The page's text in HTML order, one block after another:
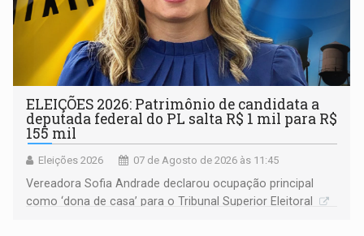
ELEIÇÕES 2026: Patrimônio de candidata a
deputada federal do PL salta R$ 1 mil para R$
155 mil
Eleições 2026 07 de Agosto de 2026 às 11:45
Vereadora Sofia Andrade declarou ocupação principal
como ‘dona de casa’ para o Tribunal Superior Eleitoral